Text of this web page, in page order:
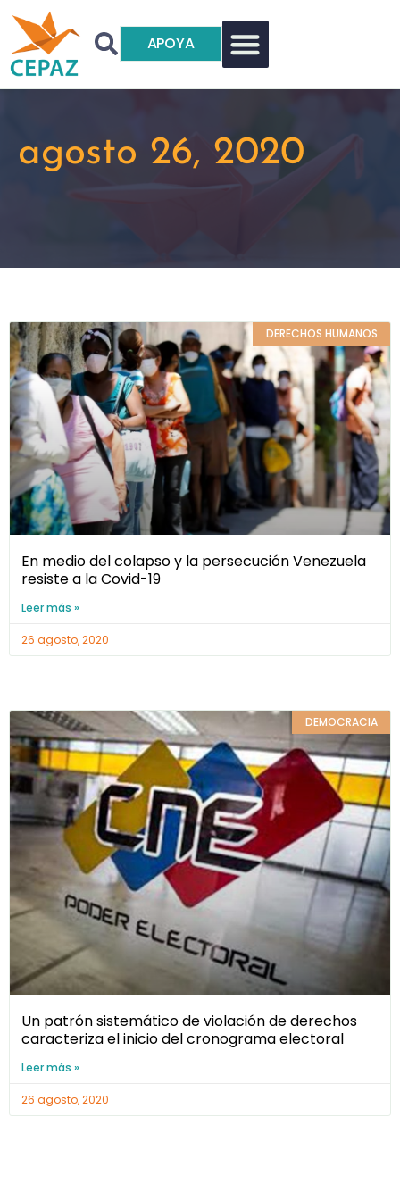
APOYA
agosto 26, 2020
DERECHOS HUMANOS
En medio del colapso y la persecución Venezuela
resiste a la Covid-19
Leer más »
26 agosto, 2020
DEMOCRACIA
Un patrón sistemático de violación de derechos
caracteriza el inicio del cronograma electoral
Leer más »
26 agosto, 2020